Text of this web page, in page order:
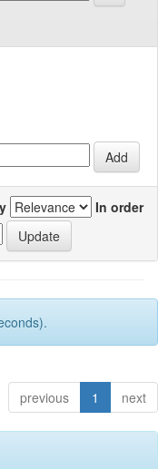
In order
previous 1 next